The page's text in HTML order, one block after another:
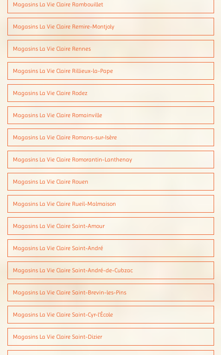
Magasins La Vie Claire Rambouillet
Magasins La Vie Claire Remire-Montjoly
Magasins La Vie Claire Rennes
Magasins La Vie Claire Rillieux-la-Pape
Magasins La Vie Claire Rodez
Magasins La Vie Claire Romainville
Magasins La Vie Claire Romans-sur-Isère
Magasins La Vie Claire Romorantin-Lanthenay
Magasins La Vie Claire Rouen
Magasins La Vie Claire Rueil-Malmaison
Magasins La Vie Claire Saint-Amour
Magasins La Vie Claire Saint-André
Magasins La Vie Claire Saint-André-de-Cubzac
Magasins La Vie Claire Saint-Brevin-les-Pins
Magasins La Vie Claire Saint-Cyr-l'École
Magasins La Vie Claire Saint-Dizier